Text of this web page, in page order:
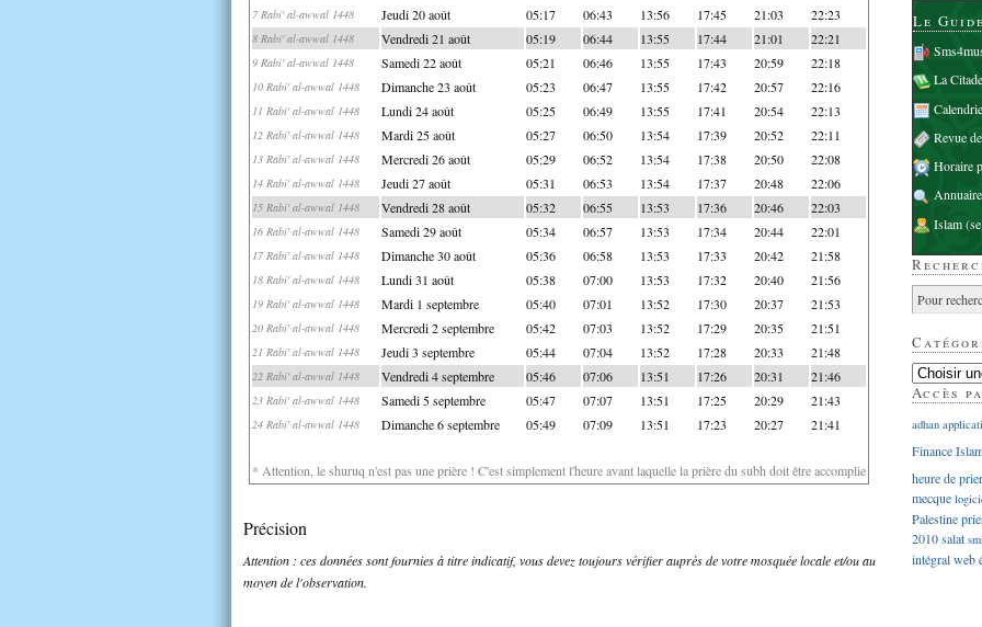
7 Rabi' al-awwal 1448 Jeudi 20 août 05:17 06:43 13:56 17:45 21:03 22:23
8 Rabi' al-awwal 1448 Vendredi 21 août 05:19 06:44 13:55 17:44 21:01 22:21
9 Rabi' al-awwal 1448 Samedi 22 août 05:21 06:46 13:55 17:43 20:59 22:18
10 Rabi' al-awwal 1448 Dimanche 23 août 05:23 06:47 13:55 17:42 20:57 22:16
11 Rabi' al-awwal 1448 Lundi 24 août 05:25 06:49 13:55 17:41 20:54 22:13
12 Rabi' al-awwal 1448 Mardi 25 août 05:27 06:50 13:54 17:39 20:52 22:11
13 Rabi' al-awwal 1448 Mercredi 26 août 05:29 06:52 13:54 17:38 20:50 22:08
14 Rabi' al-awwal 1448 Jeudi 27 août 05:31 06:53 13:54 17:37 20:48 22:06
15 Rabi' al-awwal 1448 Vendredi 28 août 05:32 06:55 13:53 17:36 20:46 22:03
16 Rabi' al-awwal 1448 Samedi 29 août 05:34 06:57 13:53 17:34 20:44 22:01
17 Rabi' al-awwal 1448 Dimanche 30 août 05:36 06:58 13:53 17:33 20:42 21:58
18 Rabi' al-awwal 1448 Lundi 31 août 05:38 07:00 13:53 17:32 20:40 21:56
19 Rabi' al-awwal 1448 Mardi 1 septembre 05:40 07:01 13:52 17:30 20:37 21:53
20 Rabi' al-awwal 1448 Mercredi 2 septembre 05:42 07:03 13:52 17:29 20:35 21:51
21 Rabi' al-awwal 1448 Jeudi 3 septembre 05:44 07:04 13:52 17:28 20:33 21:48
22 Rabi' al-awwal 1448 Vendredi 4 septembre 05:46 07:06 13:51 17:26 20:31 21:46
23 Rabi' al-awwal 1448 Samedi 5 septembre 05:47 07:07 13:51 17:25 20:29 21:43
24 Rabi' al-awwal 1448 Dimanche 6 septembre 05:49 07:09 13:51 17:23 20:27 21:41
* Attention, le shuruq n'est pas une prière ! C'est simplement l'heure avant laquelle la prière du subh doit être accomplie
Précision
Attention : ces données sont fournies à titre indicatif, vous devez toujours vérifier auprès de votre mosquée locale et/ou au
moyen de l'observation.
Le
La
Revue
Horaire
Islam
Accès
adhan
Finance
heure de
mecque
Palestine
2010salat
intégralweb